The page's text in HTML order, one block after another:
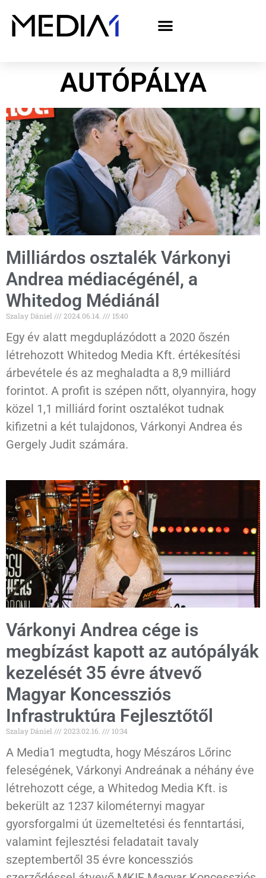
AUTÓPÁLYA
Milliárdos osztalék Várkonyi
Andrea médiacégénél, a
Whitedog Médiánál
Szalay Dániel 2024.06.14. 15:40
Egy év alatt megduplázódott a 2020 őszén
létrehozott Whitedog Media Kft. értékesítési
árbevétele és az meghaladta a 8,9 milliárd
forintot. A profit is szépen nőtt, olyannyira, hogy
közel 1,1 milliárd forint osztalékot tudnak
kifizetni a két tulajdonos, Várkonyi Andrea és
Gergely Judit számára.
Várkonyi Andrea cége is
megbízást kapott az autópályák
kezelését 35 évre átvevő
Magyar Koncessziós
Infrastruktúra Fejlesztőtől
Szalay Dániel 2023.02.16. 10:34
A Media1 megtudta, hogy Mészáros Lőrinc
feleségének, Várkonyi Andreának a néhány éve
létrehozott cége, a Whitedog Media Kft. is
bekerült az 1237 kilométernyi magyar
gyorsforgalmi út üzemeltetési és fenntartási,
valamint fejlesztési feladatait tavaly
szeptembertől 35 évre koncessziós